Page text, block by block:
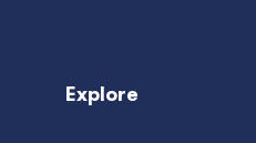
Explore